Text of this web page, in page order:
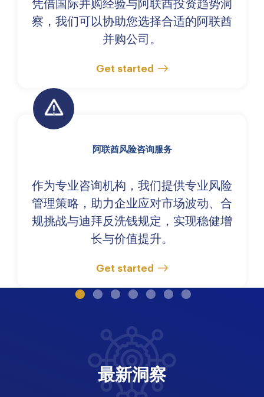
凭借国际并购经验与阿联酋投资趋势洞
察，我们可以协助您选择合适的阿联酋
并购公司。
Get started
阿联酋风险咨询服务
作为专业咨询机构，我们提供专业风险
管理策略，助力企业应对市场波动、合
规挑战与迪拜反洗钱规定，实现稳健增
长与价值提升。
Get started
最新洞察